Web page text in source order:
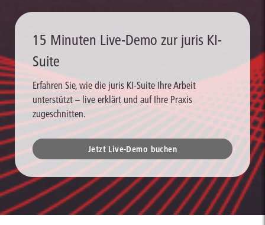
15 Minuten Live-Demo zur juris KI-
Suite
Erfahren Sie, wie die juris KI-Suite Ihre Arbeit
unterstützt – live erklärt und auf Ihre Praxis
zugeschnitten.
Jetzt Live-Demo buchen